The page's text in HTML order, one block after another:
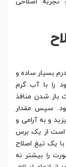
بسیار ساده و
را با آب گرم
باز شدن منافذ
سپس مقدار
و به آرامی و
است از یک برس
یک تیغ اصلاح
را بیشتر نه